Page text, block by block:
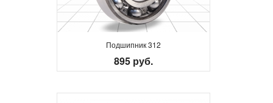
Подшипник 312
895 руб.